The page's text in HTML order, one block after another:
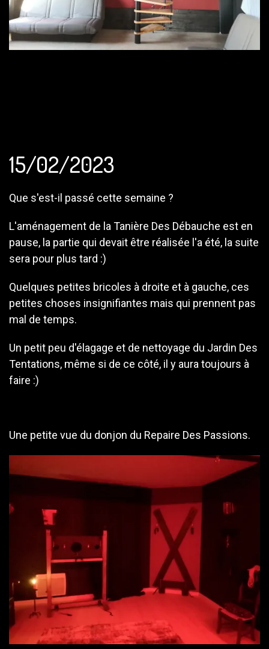
15/02/2023
Que s'est-il passé cette semaine ?
L'aménagement de la Tanière Des Débauche est en
pause, la partie qui devait être réalisée l'a été, la suite
sera pour plus tard :)
Quelques petites bricoles à droite et à gauche, ces
petites choses insignifiantes mais qui prennent pas
mal de temps.
Un petit peu d'élagage et de nettoyage du Jardin Des
Tentations, même si de ce côté, il y aura toujours à
faire :)
Une petite vue du donjon du Repaire Des Passions.